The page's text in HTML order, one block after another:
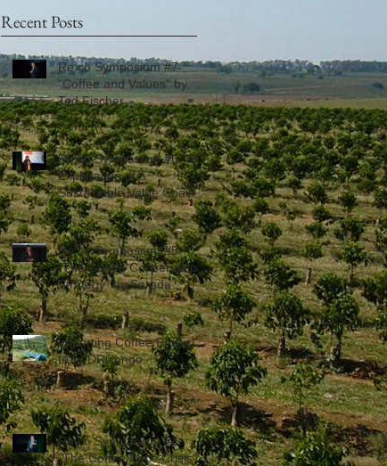
Recent Posts
Re:co Symposium #7
"Coffee and Values" by
Ted Fischer
Re:co Symposium #6 "An
Exploration of a
Sustainable Value Chain"
by Michelle Johnson
Re:co Symposium #5
"The Coffee Conservation
Strategy" by Sarada
Krishnan
Importing Coffee Project
from DRCongo
Re:co Symposium #4
"The Coffee Price Crisis"